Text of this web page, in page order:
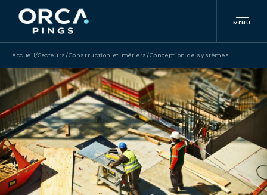
MENU
Accueil/Secteurs/Construction et métiers/Conception de systèmes